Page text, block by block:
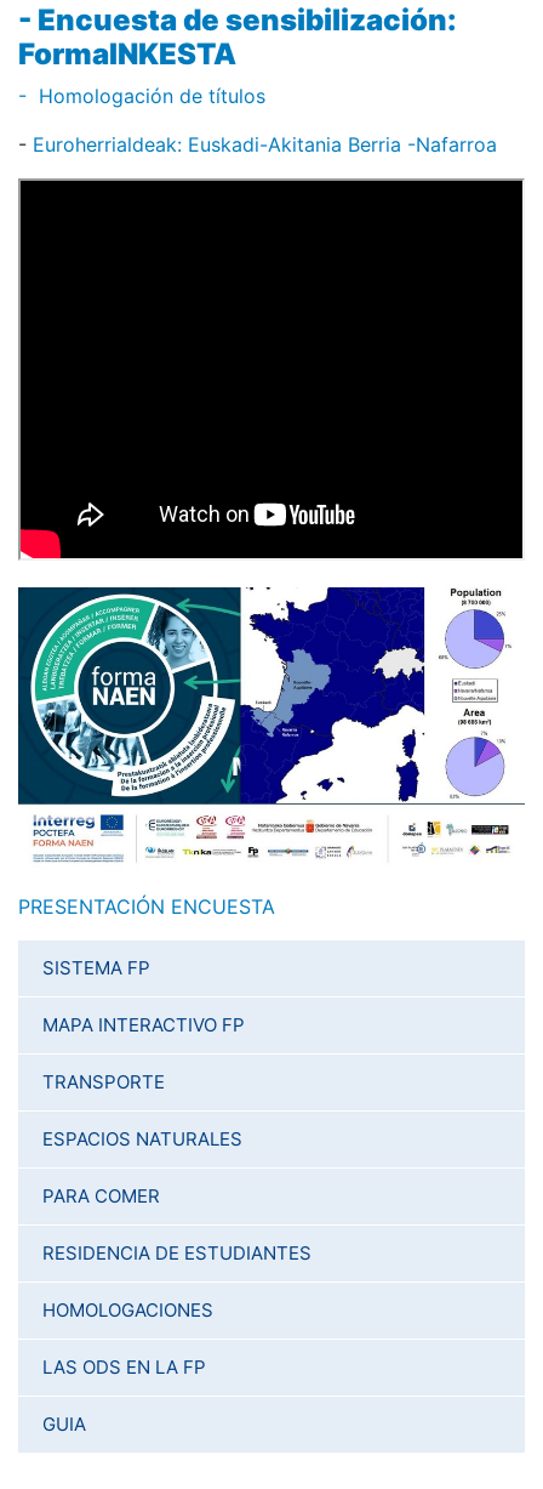
- Encuesta de sensibilización:
FormaINKESTA
- Homologación de títulos
- Euroherrialdeak: Euskadi-Akitania Berria -Nafarroa
PRESENTACIÓN ENCUESTA
SISTEMA FP
MAPA INTERACTIVO FP
TRANSPORTE
ESPACIOS NATURALES
PARA COMER
RESIDENCIA DE ESTUDIANTES
HOMOLOGACIONES
LAS ODS EN LA FP
GUIA